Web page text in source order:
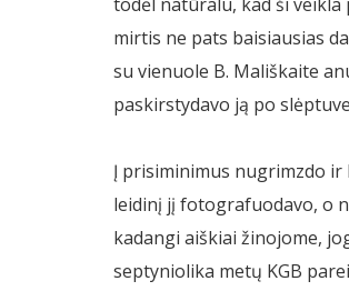
mirtis ne pats baisiausias
su vienuole B. Mališkaite
paskirstydavo ją po
Į prisiminimus nugrimzdo ir
leidinį jį fotografuodavo, o
kadangi aiškiai žinojome,
septyniolika metų KGB